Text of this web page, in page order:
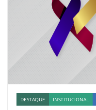
DESTAQUE INSTITUCIONAL